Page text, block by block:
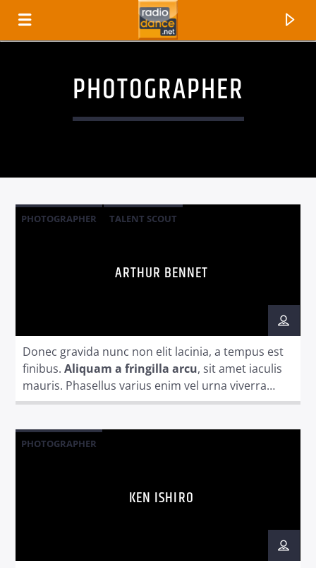
PHOTOGRAPHER
PHOTOGRAPHER TALENT SCOUT
ARTHUR BENNET
Donec gravida nunc non elit lacinia, a tempus est
finibus.Aliquam a fringilla arcu, sit amet iaculis
mauris. Phasellus varius enim vel urna viverra
fringilla. Interdum et malesuada fames ac.
PHOTOGRAPHER
KEN ISHIRO